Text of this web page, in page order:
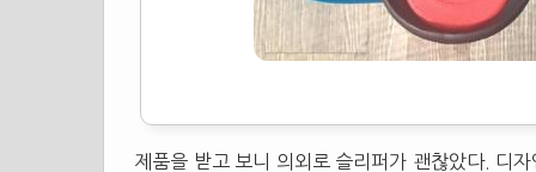
제품을 받고 보니 의외로 슬리퍼 가 괜찮았다. 디